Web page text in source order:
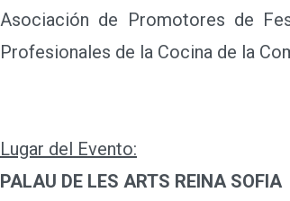
Asociación de Promotores de
Profesionales de la Cocina de la
Lugar del Evento:
PALAU DE LES ARTS REINA SOFIA